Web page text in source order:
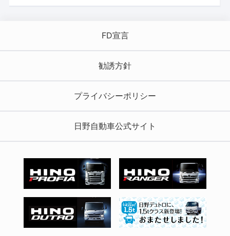
FD宣言
勧誘方針
プライバシーポリシー
日野自動車公式サイト